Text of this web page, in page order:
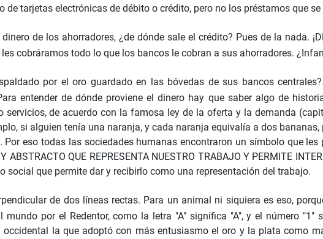
tarjetas electrónicas de débito o crédito, pero no los préstamos que
de los ahorradores, ¿de dónde sale el crédito? Pues de la nada.
cobráramos todo lo que los bancos le cobran a sus ahorradores.
por el oro guardado en las bóvedas de sus bancos
entender de dónde proviene el dinero hay que saber algo de
servicios, de acuerdo con la famosa ley de la oferta y la demanda
si alguien tenía una naranja, y cada naranja equivalía a dos
eso todas las sociedades humanas encontraron un símbolo que
ABSTRACTO QUE REPRESENTA NUESTRO TRABAJO Y PERMITE
social que permite dar y recibirlo como una representación del trabajo.
de dos líneas rectas. Para un animal ni siquiera es eso,
por el Redentor, como la letra "A" significa "A", y el número "1"
la que adoptó con más entusiasmo el oro y la plata como